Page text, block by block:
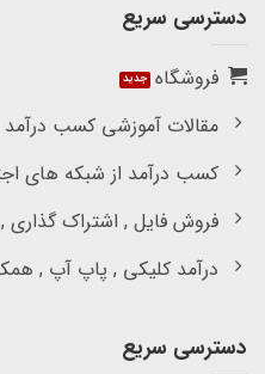
دسترسی سریع
فروشگاه
مقالات آموزشی کسب درآمد
کسب درآمد از شبکه های
فروش فایل , اشتراک گذاری ,
درآمد کلیکی , پاپ آپ ,
دسترسی سریع